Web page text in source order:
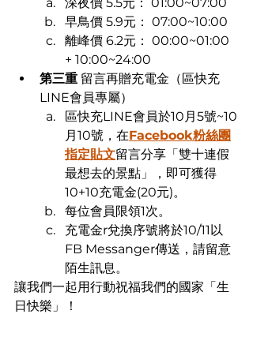
早鳥價 5.9元： 07:00~10:00​
離峰價 6.2元： 00:00~01:00
+ 10:00~24:00​
第三重 留言再贈充電金（區快充
LINE會員專屬）​
區快充LINE會員於10月5號~10
月10號，在Facebook粉絲團
指定貼文留言分享「雙十連假
最想去的景點」，即可獲得
10+10充電金(20元)。​
每位會員限領1次。​
充電金r兌換序號將於10/11以
FB Messanger傳送，請留意
陌生訊息。
​讓我們一起用行動祝福我們的國家「生
日快樂」！